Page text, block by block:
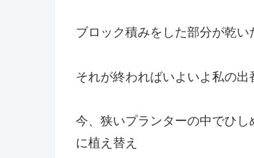
ブロック積みをした部分が乾い
それが終わればいよいよ私の出
今、狭いプランターの中でひ
に植え替え